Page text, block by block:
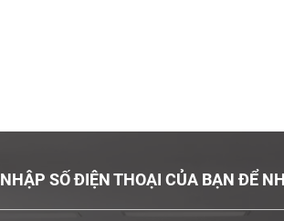
NHẬP SỐ ĐIỆN THOẠI CỦA BẠN ĐỂ